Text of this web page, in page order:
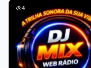
4